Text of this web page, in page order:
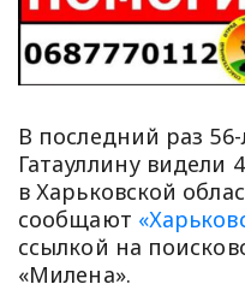
В последний раз
Гатауллину видели
в Харьковской
сообщают
ссылкой на
«Милена».